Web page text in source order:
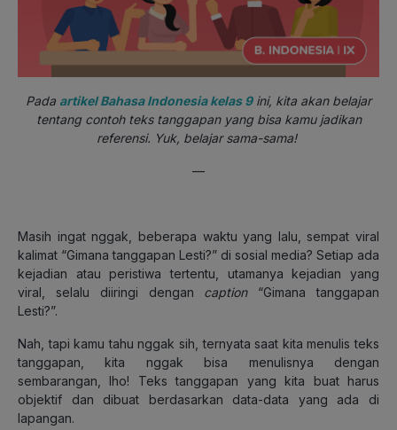
Pada artikel Bahasa Indonesia kelas 9ini, kita akan belajar
tentang contoh teks tanggapan yang bisa kamu jadikan
referensi. Yuk, belajar sama-sama!
—
Masih ingat nggak, beberapa waktu yang lalu, sempat viral
kalimat “Gimana tanggapan Lesti?” di sosial media? Setiap ada
kejadian atau peristiwa tertentu, utamanya kejadian yang
viral, selalu diiringi dengan caption “Gimana tanggapan
Lesti?”.
Nah, tapi kamu tahu nggak sih, ternyata saat kita menulis teks
tanggapan, kita nggak bisa menulisnya dengan
sembarangan, lho! Teks tanggapan yang kita buat harus
objektif dan dibuat berdasarkan data-data yang ada di
lapangan.